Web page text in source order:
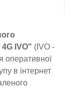
IVO" (IVO -
оперативної
в інтернет